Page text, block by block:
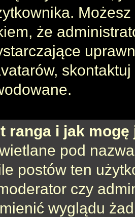
że
ranga i jak mogę
pod
postów ten
czy
wyglądu